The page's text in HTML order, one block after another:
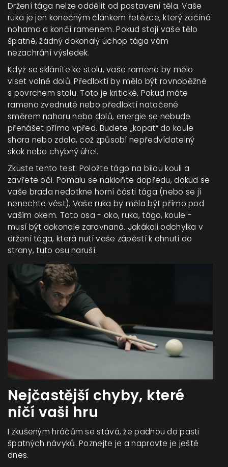
Držení tága nelze oddělit od postavení těla. Vaše
ruka je jen konečným článkem řetězce, který začíná
nohama a končí ramenem. Pokud stojí vaše tělo
špatně, žádný dokonalý úchop tága vám
nezachrání výsledek.
Když se skláníte ke stolu, vaše rameno by mělo
viset volně dolů. Předloktí by mělo být rovnoběžné
s povrchem stolu. Toto je kritické. Pokud máte
rameno zvednuté nebo předloktí natočené
směrem nahoru nebo dolů, energie se nebude
přenášet přímo vpřed. Budete „kopat“ do koule
shora nebo zdola, což způsobí nepředvídatelný
skok nebo chybný úhel.
Zkuste tento test: Položte tágo na bílou kouli a
zavřete oči. Pomalu se nakloňte dopředu, dokud se
vaše brada nedotkne horní části tága (nebo se jí
nenechte vést). Vaše ruka by měla být přímo pod
vaším okem. Tato osa - oko, ruka, tágo, koule -
musí být dokonale zarovnaná. Jakákoli odchylka v
držení tága, která nutí vaše zápěstí k ohnutí do
strany, tuto osu naruší.
Nejčastější chyby, které
ničí vaši hru
I zkušeným hráčům se stává, že padnou do pasti
špatných návyků. Poznejte je a napravte je ještě
dnes.